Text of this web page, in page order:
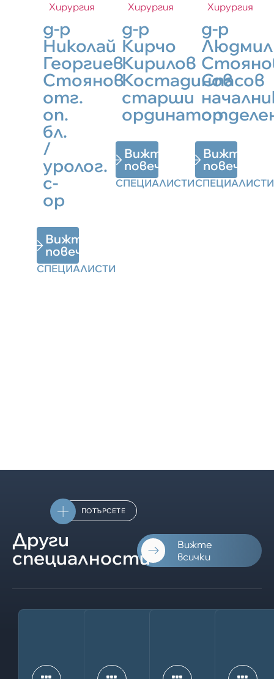
Хирургия
д-р
Николай
Георгиев
Стоянов
отг.
оп.
бл.
/
уролог.
с-
ор
Вижте
повече
СПЕЦИАЛИСТИ
Хирургия
д-р
Кирчо
Кирилов
Костадинов
старши
ординатор
Вижте
повече
СПЕЦИАЛИСТИ
Хирургия
д-р
Людмил
Спасов
Вижте
повече
СПЕЦИАЛИСТИ
Вижте
всички
ПОТЪРСЕТЕ
Други
специалности